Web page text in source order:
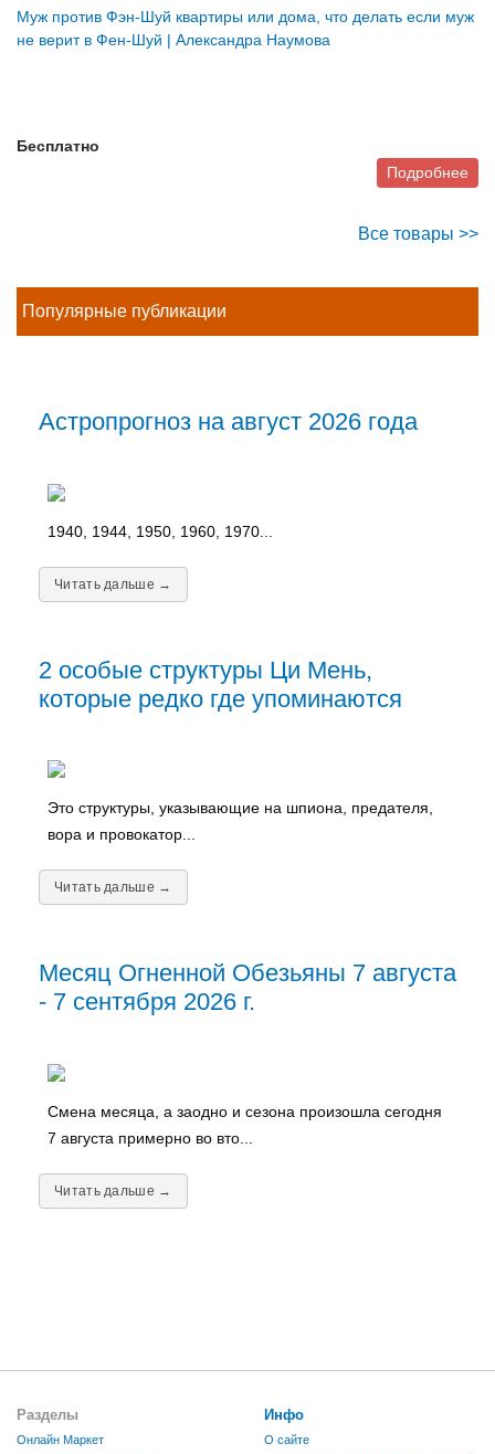
Муж против Фэн-Шуй квартиры или дома, что делать если муж
не верит в Фен-Шуй | Александра Наумова
Бесплатно
Подробнее
Все товары >>
Популярные публикации
Астропрогноз на август 2026 года
1940, 1944, 1950, 1960, 1970...
Читать дальше →
2 особые структуры Ци Мень,
которые редко где упоминаются
Это структуры, указывающие на шпиона, предателя,
вора и провокатор...
Читать дальше →
Месяц Огненной Обезьяны 7 августа
- 7 сентября 2026 г.
Смена месяца, а заодно и сезона произошла сегодня
7 августа примерно во вто...
Читать дальше →
Разделы
Онлайн Маркет
Инфо
О сайте